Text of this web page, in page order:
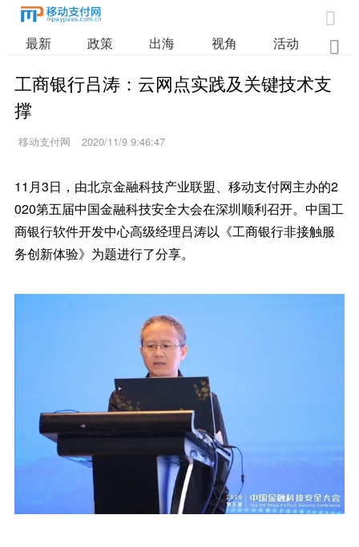

最新 政策 出海 视角 活动 业

工商银行吕涛：云网点实践及关键技术支
撑
移动支付网 2020/11/9 9:46:47
11月3日，由北京金融科技产业联盟、移动支付网主办的2
020第五届中国金融科技安全大会在深圳顺利召开。中国工
商银行软件开发中心高级经理吕涛以《工商银行非接触服
务创新体验》为题进行了分享。